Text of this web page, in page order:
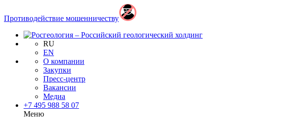
Противодействие мошенничеству
RU
EN
О компании
Закупки
Пресс-центр
Вакансии
Медиа
+7 495 988 58 07
Меню